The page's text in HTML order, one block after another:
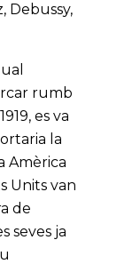
Debussy,
rumb
es va
la
Amèrica
Units van
de
seves ja